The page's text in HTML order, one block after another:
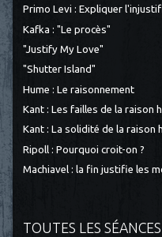
Primo Levi : Expliquer
Kafka : "Le procès"
"Justify My Love"
"Shutter Island"
Hume : Le raisonnement
Kant : Les failles de la raison
Kant : La solidité de la raison
Ripoll : Pourquoi croit-on ?
Machiavel : la fin justifie les
TOUTES LES